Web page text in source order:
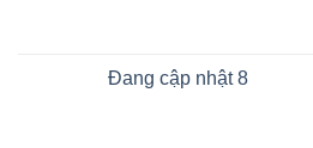
Đang cập nhật 8